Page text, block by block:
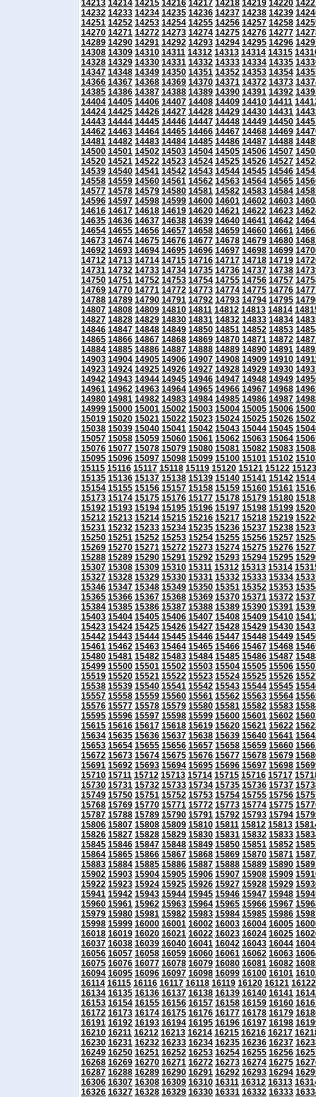
14213 14214 14215 14216 14217 14218 14219 14220
14232 14233 14234 14235 14236 14237 14238 14239
14251 14252 14253 14254 14255 14256 14257 14258
14270 14271 14272 14273 14274 14275 14276 14277
14289 14290 14291 14292 14293 14294 14295 14296
14308 14309 14310 14311 14312 14313 14314 14315
14328 14329 14330 14331 14332 14333 14334 14335
14347 14348 14349 14350 14351 14352 14353 14354
14366 14367 14368 14369 14370 14371 14372 14373
14385 14386 14387 14388 14389 14390 14391 14392
14404 14405 14406 14407 14408 14409 14410 14411
14424 14425 14426 14427 14428 14429 14430 14431
14443 14444 14445 14446 14447 14448 14449 14450
14462 14463 14464 14465 14466 14467 14468 14469
14481 14482 14483 14484 14485 14486 14487 14488
14500 14501 14502 14503 14504 14505 14506 14507
14520 14521 14522 14523 14524 14525 14526 14527
14539 14540 14541 14542 14543 14544 14545 14546
14558 14559 14560 14561 14562 14563 14564 14565
14577 14578 14579 14580 14581 14582 14583 14584
14596 14597 14598 14599 14600 14601 14602 14603
14616 14617 14618 14619 14620 14621 14622 14623
14635 14636 14637 14638 14639 14640 14641 14642
14654 14655 14656 14657 14658 14659 14660 14661
14673 14674 14675 14676 14677 14678 14679 14680
14692 14693 14694 14695 14696 14697 14698 14699
14712 14713 14714 14715 14716 14717 14718 14719
14731 14732 14733 14734 14735 14736 14737 14738
14750 14751 14752 14753 14754 14755 14756 14757
14769 14770 14771 14772 14773 14774 14775 14776
14788 14789 14790 14791 14792 14793 14794 14795
14807 14808 14809 14810 14811 14812 14813 14814
14827 14828 14829 14830 14831 14832 14833 14834
14846 14847 14848 14849 14850 14851 14852 14853
14865 14866 14867 14868 14869 14870 14871 14872
14884 14885 14886 14887 14888 14889 14890 14891
14903 14904 14905 14906 14907 14908 14909 14910
14923 14924 14925 14926 14927 14928 14929 14930
14942 14943 14944 14945 14946 14947 14948 14949
14961 14962 14963 14964 14965 14966 14967 14968
14980 14981 14982 14983 14984 14985 14986 14987
14999 15000 15001 15002 15003 15004 15005 15006
15019 15020 15021 15022 15023 15024 15025 15026
15038 15039 15040 15041 15042 15043 15044 15045
15057 15058 15059 15060 15061 15062 15063 15064
15076 15077 15078 15079 15080 15081 15082 15083
15095 15096 15097 15098 15099 15100 15101 15102
15115 15116 15117 15118 15119 15120 15121 15122 15123
15135 15136 15137 15138 15139 15140 15141 15142
15154 15155 15156 15157 15158 15159 15160 15161
15173 15174 15175 15176 15177 15178 15179 15180
15192 15193 15194 15195 15196 15197 15198 15199
15212 15213 15214 15215 15216 15217 15218 15219
15231 15232 15233 15234 15235 15236 15237 15238
15250 15251 15252 15253 15254 15255 15256 15257
15269 15270 15271 15272 15273 15274 15275 15276
15288 15289 15290 15291 15292 15293 15294 15295
15307 15308 15309 15310 15311 15312 15313 15314
15327 15328 15329 15330 15331 15332 15333 15334
15346 15347 15348 15349 15350 15351 15352 15353
15365 15366 15367 15368 15369 15370 15371 15372
15384 15385 15386 15387 15388 15389 15390 15391
15403 15404 15405 15406 15407 15408 15409 15410
15423 15424 15425 15426 15427 15428 15429 15430
15442 15443 15444 15445 15446 15447 15448 15449
15461 15462 15463 15464 15465 15466 15467 15468
15480 15481 15482 15483 15484 15485 15486 15487
15499 15500 15501 15502 15503 15504 15505 15506
15519 15520 15521 15522 15523 15524 15525 15526
15538 15539 15540 15541 15542 15543 15544 15545
15557 15558 15559 15560 15561 15562 15563 15564
15576 15577 15578 15579 15580 15581 15582 15583
15595 15596 15597 15598 15599 15600 15601 15602
15615 15616 15617 15618 15619 15620 15621 15622
15634 15635 15636 15637 15638 15639 15640 15641
15653 15654 15655 15656 15657 15658 15659 15660
15672 15673 15674 15675 15676 15677 15678 15679
15691 15692 15693 15694 15695 15696 15697 15698
15710 15711 15712 15713 15714 15715 15716 15717
15730 15731 15732 15733 15734 15735 15736 15737
15749 15750 15751 15752 15753 15754 15755 15756
15768 15769 15770 15771 15772 15773 15774 15775
15787 15788 15789 15790 15791 15792 15793 15794
15806 15807 15808 15809 15810 15811 15812 15813
15826 15827 15828 15829 15830 15831 15832 15833
15845 15846 15847 15848 15849 15850 15851 15852
15864 15865 15866 15867 15868 15869 15870 15871
15883 15884 15885 15886 15887 15888 15889 15890
15902 15903 15904 15905 15906 15907 15908 15909
15922 15923 15924 15925 15926 15927 15928 15929
15941 15942 15943 15944 15945 15946 15947 15948
15960 15961 15962 15963 15964 15965 15966 15967
15979 15980 15981 15982 15983 15984 15985 15986
15998 15999 16000 16001 16002 16003 16004 16005
16018 16019 16020 16021 16022 16023 16024 16025
16037 16038 16039 16040 16041 16042 16043 16044
16056 16057 16058 16059 16060 16061 16062 16063
16075 16076 16077 16078 16079 16080 16081 16082
16094 16095 16096 16097 16098 16099 16100 16101
16114 16115 16116 16117 16118 16119 16120 16121 16122
16134 16135 16136 16137 16138 16139 16140 16141
16153 16154 16155 16156 16157 16158 16159 16160
16172 16173 16174 16175 16176 16177 16178 16179
16191 16192 16193 16194 16195 16196 16197 16198
16210 16211 16212 16213 16214 16215 16216 16217
16230 16231 16232 16233 16234 16235 16236 16237
16249 16250 16251 16252 16253 16254 16255 16256
16268 16269 16270 16271 16272 16273 16274 16275
16287 16288 16289 16290 16291 16292 16293 16294
16306 16307 16308 16309 16310 16311 16312 16313
16326 16327 16328 16329 16330 16331 16332 16333